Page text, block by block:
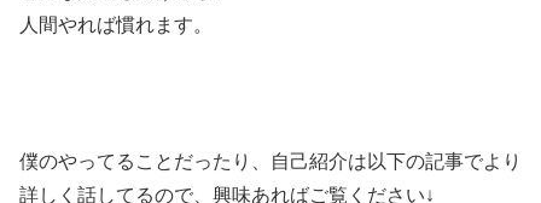
人間やれば慣れます。
僕のやってることだったり、自己紹介は以下の記事でより
詳しく話してるので、興味あればご覧ください↓